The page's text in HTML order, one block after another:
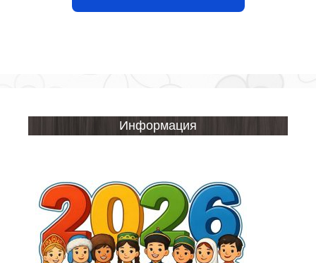
Информация